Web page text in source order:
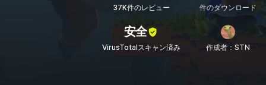
37K件のレビュー 件のダウンロード
安全
VirusTotalスキャン済み 作成者：STN